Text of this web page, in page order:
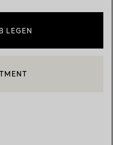
LEGEN
ODER EINEN